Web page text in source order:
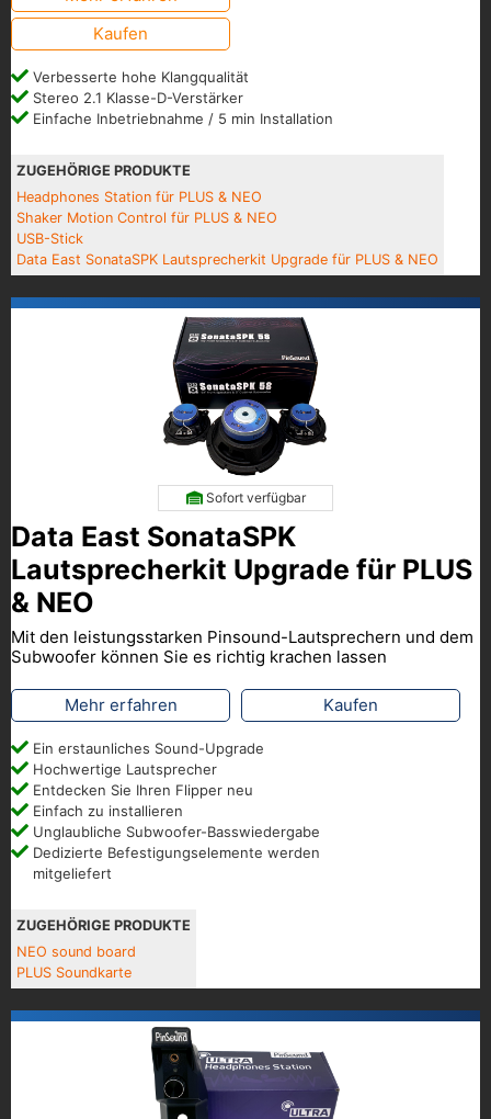
Kaufen
Verbesserte hohe Klangqualität
Stereo 2.1 Klasse-D-Verstärker
Einfache Inbetriebnahme / 5 min Installation
ZUGEHÖRIGE PRODUKTE
Headphones Station für PLUS & NEO
Shaker Motion Control für PLUS & NEO
USB-Stick
Data East SonataSPK Lautsprecherkit Upgrade für PLUS & NEO
Sofort verfügbar
Data East SonataSPK
Lautsprecherkit Upgrade für PLUS
& NEO
Mit den leistungsstarken Pinsound-Lautsprechern und dem
Subwoofer können Sie es richtig krachen lassen
Mehr erfahren Kaufen
Ein erstaunliches Sound-Upgrade
Hochwertige Lautsprecher
Entdecken Sie Ihren Flipper neu
Einfach zu installieren
Unglaubliche Subwoofer-Basswiedergabe
Dedizierte Befestigungselemente werden
mitgeliefert
ZUGEHÖRIGE PRODUKTE
NEO sound board
PLUS Soundkarte